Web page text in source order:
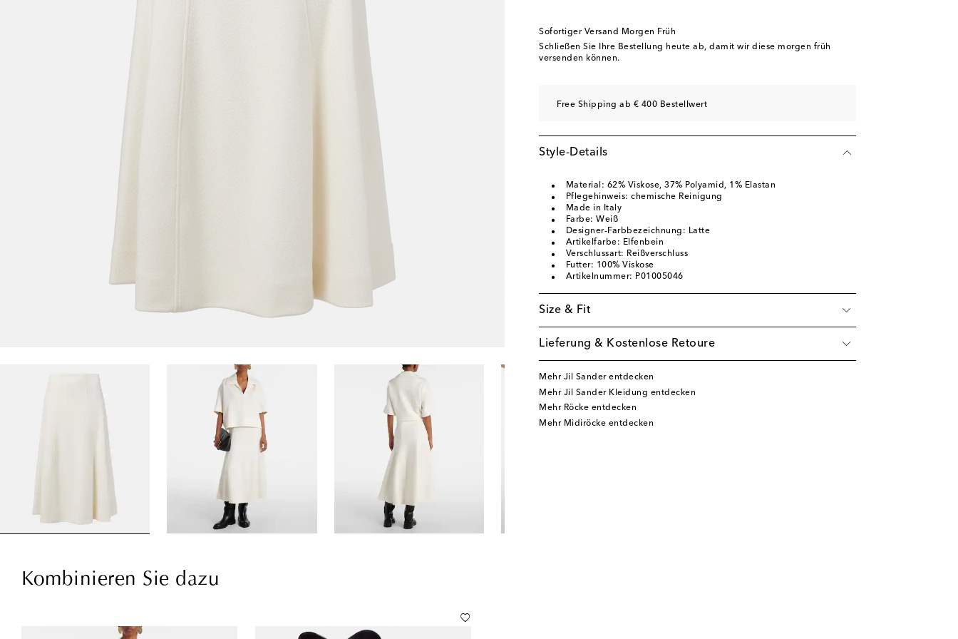
Sofortiger Versand Morgen Früh
Schließen Sie Ihre Bestellung heute ab, damit wir diese morgen früh
versenden können.
Free Shipping ab € 400 Bestellwert
Style-Details
Material: 62% Viskose, 37% Polyamid, 1% Elastan
Pflegehinweis: chemische Reinigung
Made in Italy
Farbe: Weiß
Designer-Farbbezeichnung: Latte
Artikelfarbe: Elfenbein
Verschlussart: Reißverschluss
Futter: 100% Viskose
Artikelnummer: P01005046
Size & Fit
Lieferung & Kostenlose Retoure
Mehr Jil Sander entdecken
Mehr Jil Sander Kleidung entdecken
Mehr Röcke entdecken
Mehr Midiröcke entdecken
Kombinieren Sie dazu